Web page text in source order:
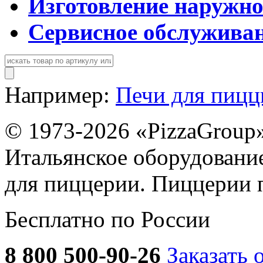
Изготовление
Сервисное
Например: Печи для
© 1973-2026
Итальянское
для пиццерии. Пиццерии
Бесплатно по России
8 800 500-90-26 Заказать